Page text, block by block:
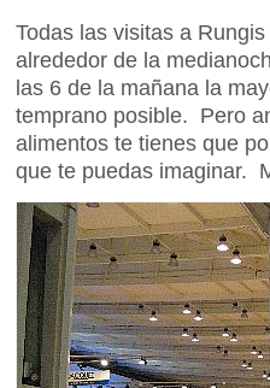
Todas las visitas a
alrededor de la
las 6 de la mañana la
temprano posible. Pero
alimentos te tienes que
que te puedas imaginar.